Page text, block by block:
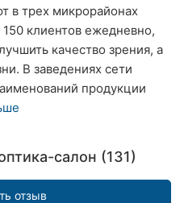
в трех микрорайонах
клиентов ежедневно,
качество зрения, а
В заведениях сети
продукции
салон (131)
отзыв